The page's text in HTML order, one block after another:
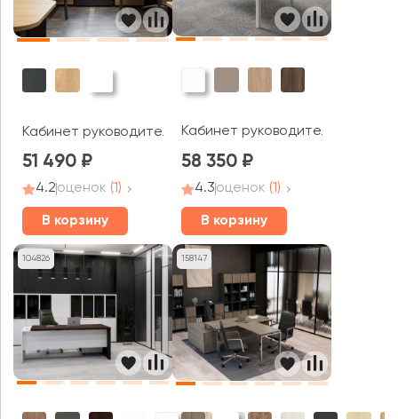
Кабинет руководителя Flex
51 490
4.2оценок (1)
В корзину
Кабинет руководителя Рэй
58 350
4.3оценок (1)
В корзину
104826 158147